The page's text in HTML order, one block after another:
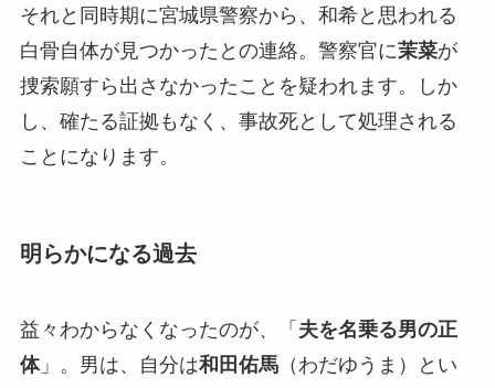
それと同時期に宮城県警察から、和希と思われる
白骨自体が見つかったとの連絡。警察官に茉菜が
捜索願すら出さなかったことを疑われます。しか
し、確たる証拠もなく、事故死として処理される
ことになります。
明らかになる過去
益々わからなくなったのが、「 夫を名乗る男の正
体」。男は、自分は和田佑馬（わだゆうま）とい